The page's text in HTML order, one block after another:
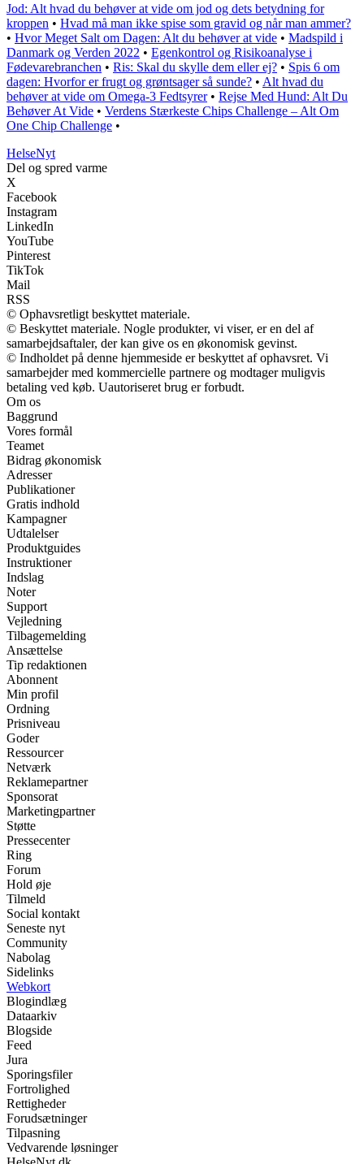
Jod: Alt hvad du behøver at vide om jod og dets betydning for
kroppen • Hvad må man ikke spise som gravid og når man ammer?
• Hvor Meget Salt om Dagen: Alt du behøver at vide • Madspild i
Danmark og Verden 2022 • Egenkontrol og Risikoanalyse i
Fødevarebranchen • Ris: Skal du skylle dem eller ej? • Spis 6 om
dagen: Hvorfor er frugt og grøntsager så sunde? • Alt hvad du
behøver at vide om Omega-3 Fedtsyrer• Rejse Med Hund: Alt Du
Behøver At Vide • Verdens Stærkeste Chips Challenge – Alt Om
One Chip Challenge •
HelseNyt
Del og spred varme
X
Facebook
Instagram
LinkedIn
YouTube
Pinterest
TikTok
Mail
RSS
© Ophavsretligt beskyttet materiale.
© Beskyttet materiale. Nogle produkter, vi viser, er en del af
samarbejdsaftaler, der kan give os en økonomisk gevinst.
© Indholdet på denne hjemmeside er beskyttet af ophavsret. Vi
samarbejder med kommercielle partnere og modtager muligvis
betaling ved køb. Uautoriseret brug er forbudt.
Om os
Baggrund
Vores formål
Teamet
Bidrag økonomisk
Adresser
Publikationer
Gratis indhold
Kampagner
Udtalelser
Produktguides
Instruktioner
Indslag
Noter
Support
Vejledning
Tilbagemelding
Ansættelse
Tip redaktionen
Abonnent
Min profil
Ordning
Prisniveau
Goder
Ressourcer
Netværk
Reklamepartner
Sponsorat
Marketingpartner
Støtte
Pressecenter
Ring
Forum
Hold øje
Tilmeld
Social kontakt
Seneste nyt
Community
Nabolag
Sidelinks
Webkort
Blogindlæg
Dataarkiv
Blogside
Feed
Jura
Sporingsfiler
Fortrolighed
Rettigheder
Forudsætninger
Tilpasning
Vedvarende løsninger